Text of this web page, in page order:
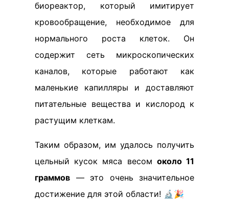
биореактор, который имитирует
кровообращение, необходимое для
нормального роста клеток. Он
содержит сеть микроскопических
каналов, которые работают как
маленькие капилляры и доставляют
питательные вещества и кислород к
растущим клеткам.
Таким образом, им удалось получить
цельный кусок мяса весом около 11
граммов — это очень значительное
достижение для этой области! 🔬🎉